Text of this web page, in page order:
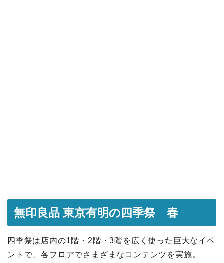
無印良品 東京有明の四季祭 春
四季祭は店内の1階・2階・3階を広く使った巨大なイベ
ントで、各フロアでさまざまなコンテンツを実施。